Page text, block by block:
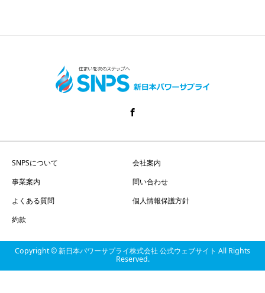
SNPSについて
会社案内
事業案内
問い合わせ
よくある質問
個人情報保護方針
約款
Copyright © 新日本パワーサプライ株式会社 公式ウェブサイト All Rights
Reserved.